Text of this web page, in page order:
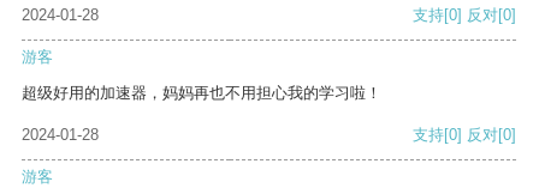
2024-01-28
支持[0] 反对[0]
游客
超级好用的加速器，妈妈再也不用担心我的学习啦！
2024-01-28 支持[0] 反对[0]
游客